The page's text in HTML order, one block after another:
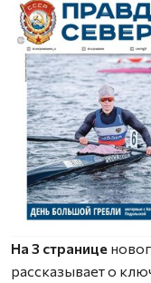
На 3 странице
рассказывает о